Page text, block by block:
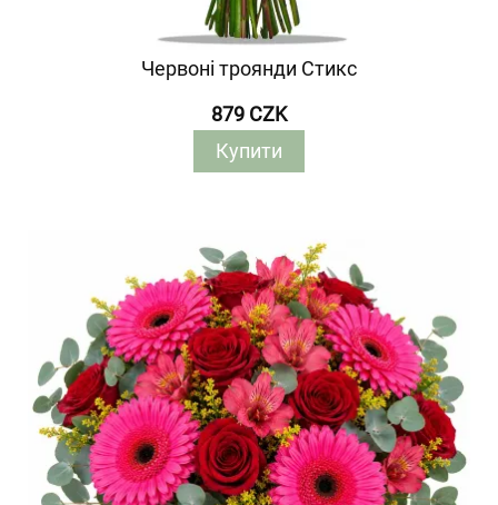
Червоні троянди Стикс
879 CZK
Купити